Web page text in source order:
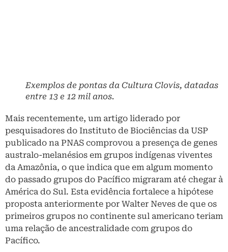
da Amazônia, o que indica que em algum momento
do passado grupos do Pacífico migraram até chegar à
proposta anteriormente por Walter Neves de que os
primeiros grupos no continente sul americano teriam
uma relação de ancestralidade com grupos do
Pacífico.
Afinal, qual é a relação entre
a Cultura Clovis e a Cultura
Lagoassantense?
Quase nenhuma. A única relação parece mesmo ser
essa apresentada pelos novos artigos. O DNA de